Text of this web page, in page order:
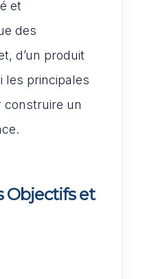
et
des
d’un produit
les principales
construire un
Objectifs et